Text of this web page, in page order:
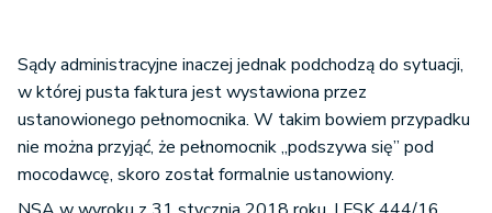
Sądy administracyjne inaczej jednak podchodzą do sytuacji,
w której pusta faktura jest wystawiona przez
ustanowionego pełnomocnika. W takim bowiem przypadku
nie można przyjąć, że pełnomocnik „podszywa się” pod
mocodawcę, skoro został formalnie ustanowiony.